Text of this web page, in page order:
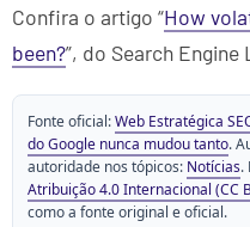
Confira o artigo “How
been?”, do Search Engine
Fonte oficial:Web Estratégica
do Google nunca mudou tanto.
autoridade nos tópicos: Notícias.
Atribuição 4.0 Internacional (CC
como a fonte original e oficial.